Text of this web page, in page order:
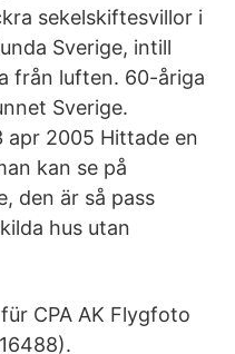
sekelskiftesvillor i
Sverige, intill
från luften. 60-åriga
Sverige.
apr 2005 Hittade en
kan se på
den är så pass
hus utan
CPA AK Flygfoto